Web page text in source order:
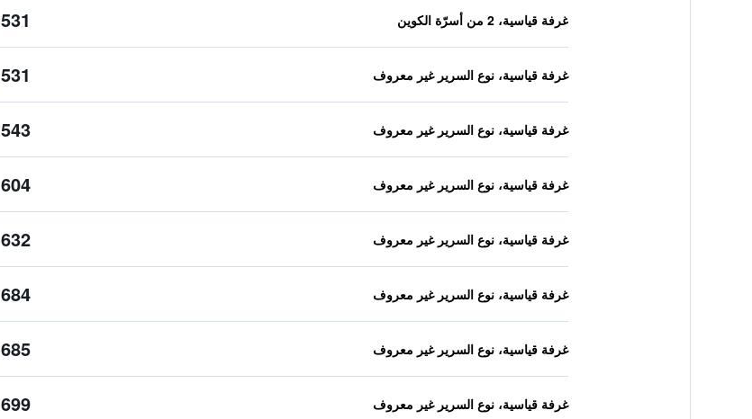
غرفة قياسية، 2 من أسرّة الكوين 531 ﷼
غرفة قياسية، نوع السرير غير معروف 531 ﷼
غرفة قياسية، نوع السرير غير معروف 543 ﷼
غرفة قياسية، نوع السرير غير معروف 604 ﷼
غرفة قياسية، نوع السرير غير معروف 632 ﷼
غرفة قياسية، نوع السرير غير معروف 684 ﷼
غرفة قياسية، نوع السرير غير معروف 685 ﷼
غرفة قياسية، نوع السرير غير معروف 699 ﷼